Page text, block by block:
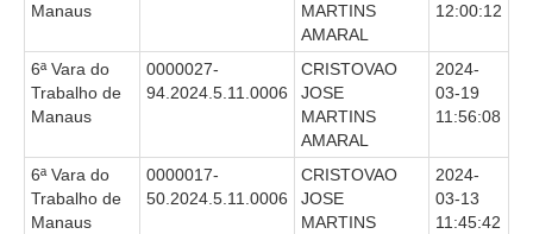
Manaus
MARTINS
AMARAL
12:00:12
6ª Vara do
Trabalho de
Manaus
0000027-
94.2024.5.11.0006
CRISTOVAO
JOSE
MARTINS
AMARAL
2024-
03-19
11:56:08
6ª Vara do
Trabalho de
Manaus
0000017-
50.2024.5.11.0006
CRISTOVAO
JOSE
MARTINS
2024-
03-13
11:45:42